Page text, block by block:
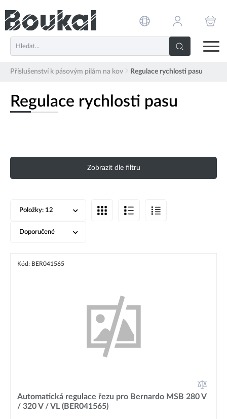
Příslušenství k pásovým pilám na kov Regulace rychlosti pasu
Regulace rychlosti pasu
Zobrazit dle filtru
Položky: 12
Doporučené
Kód: BER041565
Automatická regulace řezu pro Bernardo MSB 280 V
/ 320 V / VL (BER041565)